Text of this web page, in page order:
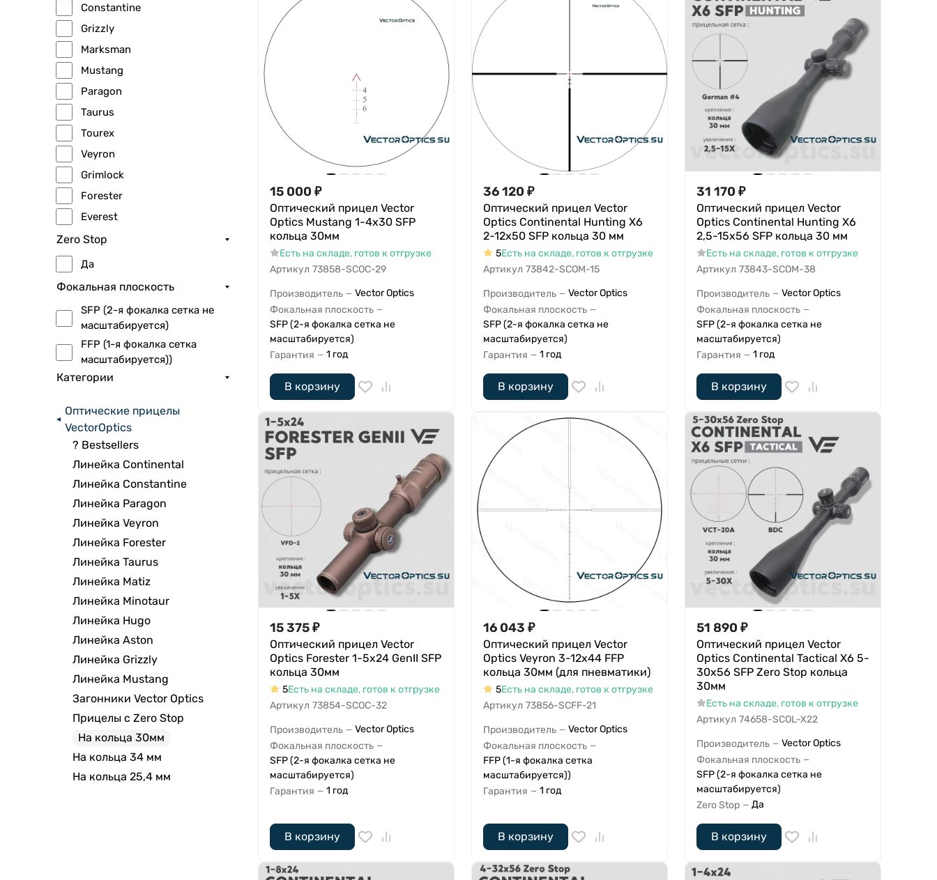
Constantine
Grizzly
Marksman
Mustang
Paragon
Taurus
Tourex
Veyron
Grimlock
Forester
Everest
Zero Stop
Да
Фокальная плоскость
SFP (2-я фокалка сетка не
масштабируется)
FFP (1-я фокалка сетка
масштабируется))
Категории
Оптические прицелы
VectorOptics
? Bestsellers
Линейка Continental
Линейка Constantine
Линейка Paragon
Линейка Veyron
Линейка Forester
Линейка Taurus
Линейка Matiz
Линейка Minotaur
Линейка Hugo
Линейка Aston
Линейка Grizzly
Линейка Mustang
Загонники Vector Optics
Прицелы с Zero Stop
На кольца 30мм
На кольца 34 мм
На кольца 25,4 мм
15 000 ₽
Оптический прицел Vector
Optics Mustang 1-4x30 SFP
кольца 30мм
Есть на складе, готов к отгрузке
Артикул 73858-SCOC-29
Производитель — Vector Optics
Фокальная плоскость —
SFP (2-я фокалка сетка не
масштабируется)
Гарантия — 1 год
В корзину
36 120 ₽
Оптический прицел Vector
Optics Continental Hunting X6
2-12x50 SFP кольца 30 мм
5Есть на складе, готов к отгрузке
Артикул 73842-SCOM-15
Производитель — Vector Optics
Фокальная плоскость —
SFP (2-я фокалка сетка не
масштабируется)
Гарантия — 1 год
В корзину
31 170 ₽
Оптический прицел Vector
Optics Continental Hunting X6
2,5-15x56 SFP кольца 30 мм
Есть на складе, готов к отгрузке
Артикул 73843-SCOM-38
Производитель — Vector Optics
Фокальная плоскость —
SFP (2-я фокалка сетка не
масштабируется)
Гарантия — 1 год
В корзину
15 375₽
Оптический прицел Vector
Optics Forester 1-5x24 GenII SFP
кольца 30мм
5Есть на складе, готов к отгрузке
Артикул 73854-SCOC-32
Производитель — Vector Optics
Фокальная плоскость —
SFP (2-я фокалка сетка не
масштабируется)
Гарантия — 1 год
В корзину
16 043 ₽
Оптический прицел Vector
Optics Veyron 3-12x44 FFP
кольца 30мм (для пневматики)
5Есть на складе, готов к отгрузке
Артикул 73856-SCFF-21
Производитель — Vector Optics
Фокальная плоскость —
FFP (1-я фокалка сетка
масштабируется))
Гарантия — 1 год
В корзину
51 890 ₽
Оптический прицел Vector
Optics Continental Tactical X6 5-
30x56 SFP Zero Stop кольца
30мм
Есть на складе, готов к отгрузке
Артикул 74658-SCOL-X22
Производитель — Vector Optics
Фокальная плоскость —
SFP (2-я фокалка сетка не
масштабируется)
Zero Stop — Да
В корзину